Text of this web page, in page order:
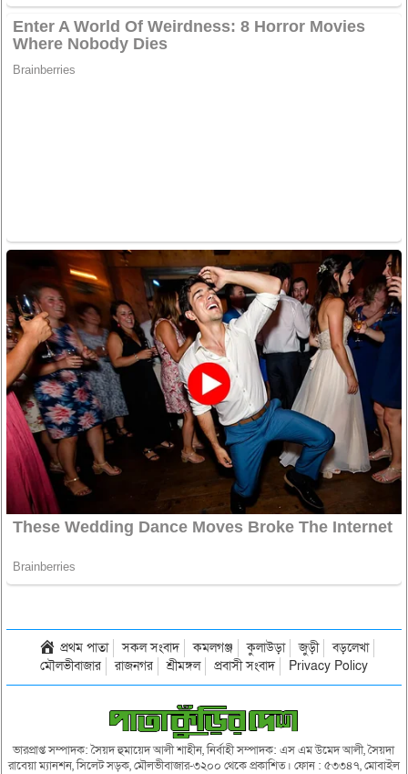
প্রথম পাতা সকল সংবাদ কমলগঞ্জ কুলাউড়া জুড়ী
বড়লেখা
মৌলভীবাজার
রাজনগর শ্রীমঙ্গল প্রবাসী সংবাদ Privacy Policy
ভারপ্রাপ্ত সম্পাদক: সৈয়দ হুমায়েদ আলী শাহীন, নির্বাহী সম্পাদক: এস এম উমেদ আলী, সৈয়দা
রাবেয়া ম্যানশন, সিলেট সড়ক, মৌলভীবাজার-৩২০০ থেকে প্রকাশিত। ফোন : ৫৩৩৪৭, মোবাইল